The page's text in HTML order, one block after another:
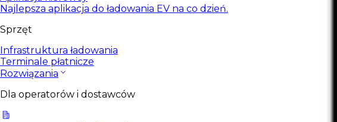
Najlepsza aplikacja do ładowania EV na co dzień.
Sprzęt
Infrastruktura ładowania
Terminale płatnicze
Rozwiązania
Dla operatorów i dostawców